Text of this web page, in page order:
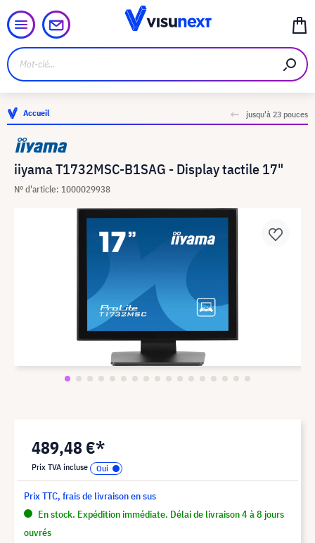
Accueil jusqu'à 23 pouces
iiyama T1732MSC-B1SAG - Display tactile 17"
N° d'article: 1000029938
489,48 €*
Prix TVA incluse
Prix TTC, frais de livraison en sus
En stock. Expédition immédiate. Délai de livraison 4 à 8 jours
ouvrés